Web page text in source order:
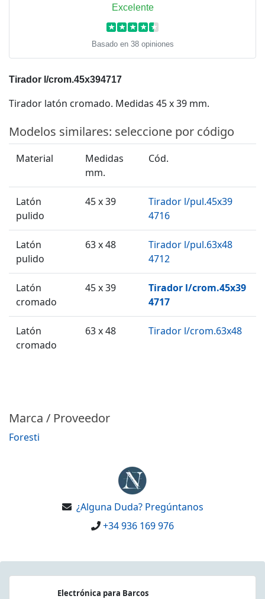
Excelente
★ ★ ★ ★ ★
Basado en 38 opiniones
Tirador l/crom.45x394717
Tirador latón cromado. Medidas 45 x 39 mm.
Modelos similares: seleccione por código
Material
Medidas
mm.
Cód.
Latón
pulido
45 x 39
Tirador l/pul.45x39
4716
Latón
pulido
63 x 48
Tirador l/pul.63x48
4712
Latón
cromado
45 x 39
Tirador l/crom.45x39
4717
Latón
cromado
63 x 48 Tirador l/crom.63x48
Marca / Proveedor
Foresti
¿Alguna Duda? Pregúntanos
+34 936 169 976
Electrónica para Barcos